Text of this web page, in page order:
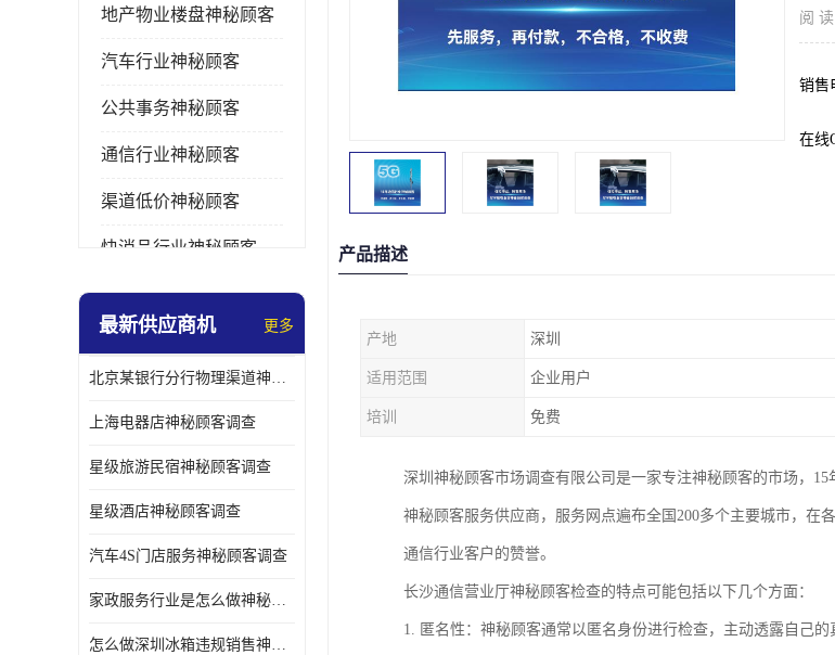
地产物业楼盘神秘顾客
汽车行业神秘顾客
公共事务神秘顾客
通信行业神秘顾客
渠道低价神秘顾客
快消品行业神秘顾客
医疗行业神秘顾客
金融行业神秘顾客
服装行业神秘顾客暗访
最新供应商机 更多
北京某银行分行物理渠道神秘人检查服务质量
上海电器店神秘顾客调查
星级旅游民宿神秘顾客调查
星级酒店神秘顾客调查
汽车4S门店服务神秘顾客调查
家政服务行业是怎么做神秘顾客调研
怎么做深圳冰箱违规销售神秘顾客检测
阅 读
销售
在线
产品描述
产地 深圳
适用范围 企业用户
培训 免费
深圳神秘顾客市场调查有限公司是一家专注神秘顾客的市场，
神秘顾客服务供应商，服务网点遍布全国200多个主要城市，在
通信行业客户的赞誉。
长沙通信营业厅神秘顾客检查的特点可能包括以下几个方面：
1. 匿名性：神秘顾客通常以匿名身份进行检查，主动透露自己